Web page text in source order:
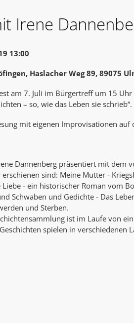
Irene
13:00
Haslacher Weg 89, 89075
am 7. Juli im Bürgertreff um 15
– so, wie das Leben sie schrieb“.
mit eigenen Improvisationen auf
Dannenberg präsentiert mit dem
sind: Meine Mutter -
Liebe - ein historischer Roman vom
Schwaben und Gedichte - Das
und Sterben.
ist im Laufe von
spielen in verschiedenen